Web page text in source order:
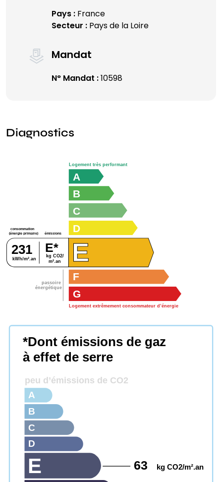
Pays :France
Secteur :Pays de la Loire
Mandat
N° Mandat :10598
Diagnostics
passoire
énergétique
consommation
(énergie primaire) émissions
kg CO2/
m².an
kWh/m².an
231 E*
G
Logement extrêmement consommateur d’énergie
F
E
D
C
B
A
Logement très performant
*Dont émissions de gaz
à effet de serre
peu d’émissions de CO2
E 63 kg CO2/m².an
D
C
B
A